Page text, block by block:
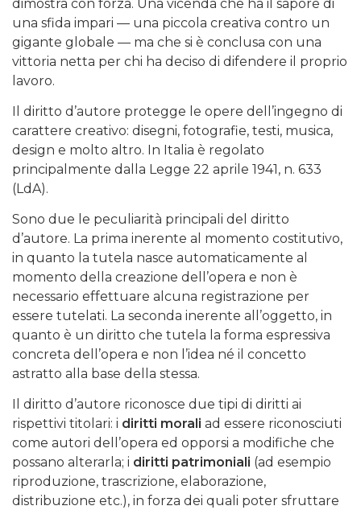
dimostra con forza. Una vicenda che ha il sapore di
una sfida impari — una piccola creativa contro un
gigante globale — ma che si è conclusa con una
vittoria netta per chi ha deciso di difendere il proprio
lavoro.
Il diritto d’autore protegge le opere dell’ingegno di
carattere creativo: disegni, fotografie, testi, musica,
design e molto altro. In Italia è regolato
principalmente dalla Legge 22 aprile 1941, n. 633
(LdA).
Sono due le peculiarità principali del diritto
d’autore. La prima inerente al momento costitutivo,
in quanto la tutela nasce automaticamente al
momento della creazione dell’opera e non è
necessario effettuare alcuna registrazione per
essere tutelati. La seconda inerente all’oggetto, in
quanto è un diritto che tutela la forma espressiva
concreta dell’opera e non l’idea né il concetto
astratto alla base della stessa.
Il diritto d’autore riconosce due tipi di diritti ai
rispettivi titolari: i diritti morali ad essere riconosciuti
come autori dell’opera ed opporsi a modifiche che
possano alterarla; i diritti patrimoniali (ad esempio
riproduzione, trascrizione, elaborazione,
distribuzione etc.), in forza dei quali poter sfruttare